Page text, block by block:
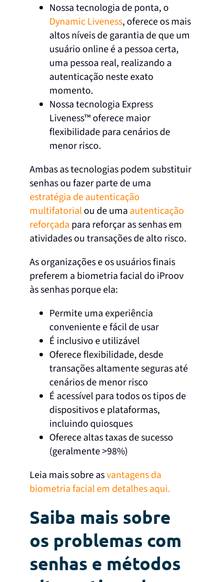
Nossa tecnologia de ponta, o
Dynamic Liveness, oferece os mais
altos níveis de garantia de que um
usuário online é a pessoa certa,
uma pessoa real, realizando a
autenticação neste exato
momento.
Nossa tecnologia Express
Liveness™ oferece maior
flexibilidade para cenários de
menor risco.
Ambas as tecnologias podem substituir
senhas ou fazer parte de uma
estratégia de autenticação
multifatorialou de uma autenticação
reforçada para reforçar as senhas em
atividades ou transações de alto risco.
As organizações e os usuários finais
preferem a biometria facial do iProov
às senhas porque ela:
Permite uma experiência
conveniente e fácil de usar
É inclusivo e utilizável
Oferece flexibilidade, desde
transações altamente seguras até
cenários de menor risco
É acessível para todos os tipos de
dispositivos e plataformas,
incluindo quiosques
Oferece altas taxas de sucesso
(geralmente >98%)
Leia mais sobre asvantagens da
biometria facial em detalhes aqui.
Saiba mais sobre
os problemas com
senhas e métodos